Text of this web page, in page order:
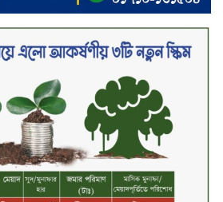
সপ্তাহের শেষ কার্যদিবসে দরপতনের
শীর্ষে সেনা ইন্স্যুরেন্স
সপ্তাহের শেষ কার্যদিবসে দরবৃদ্ধির শীর্ষে
নিটল ইন্স্যুরেন্স
সিলেটের ওসমানীনগরে দুই বাসের
মুখোমুখি সংঘর্ষে ৮ জন নিহত